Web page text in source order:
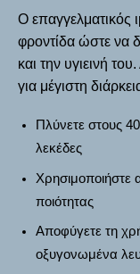
Ο επαγγελματικός
φροντίδα ώστε να
και την υγιεινή
για μέγιστη
Πλύνετε στους
λεκέδες
Χρησιμοποιήστε
ποιότητας
Αποφύγετε τη
οξυγονωμένα